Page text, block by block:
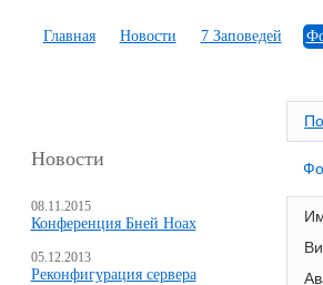
Главная Новости 7 Заповедей
Новости
08.11.2015
Конференция Бней Ноах
05.12.2013
Реконфигурация сервера